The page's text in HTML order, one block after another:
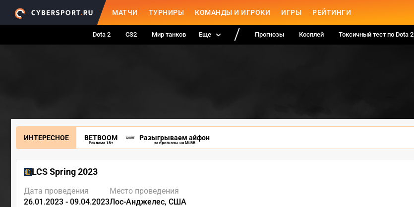
МАТЧИ ТУРНИРЫ КОМАНДЫ И ИГРОКИ ИГРЫ РЕЙТИНГИ
Dota 2 CS2 Мир танков Еще Прогнозы Косплей Токсичный тест по Dota 2
ИНТЕРЕСНОЕ BETBOOM
Реклама 18+
Разыгрываем айфон
за прогнозы на MLBB
LCS Spring 2023
Дата проведения
26.01.2023 - 09.04.2023
Место проведения
Лос-Анджелес, США